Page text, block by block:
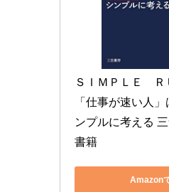
ＳＩＭＰＬＥ　
「仕事が速い人
ンプルに考える
書籍
Amazon